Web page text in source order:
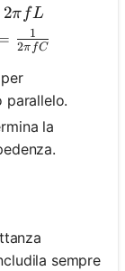
L = 2\pi f L
2π fL
2π fC
1
parallelo.
la
sempre